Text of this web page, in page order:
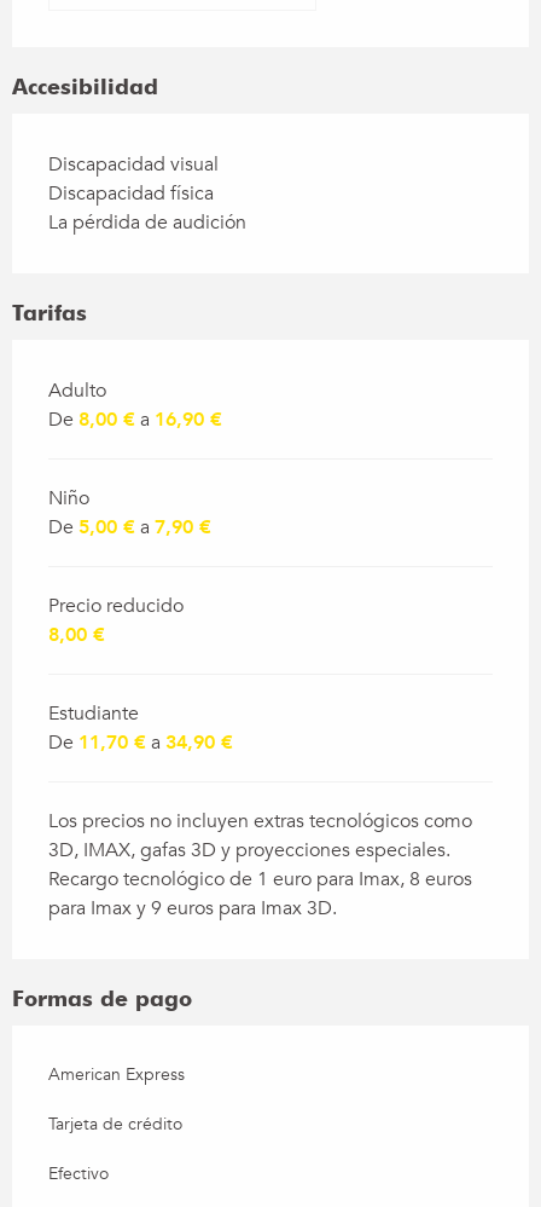
Accesibilidad
Discapacidad visual
Discapacidad física
La pérdida de audición
Tarifas
Tarifas 2026
Adulto
De 8,00 €a 16,90 €
Niño
De 5,00 €a 7,90 €
Precio reducido
8,00 €
Estudiante
De 11,70 €a 34,90 €
Los precios no incluyen extras tecnológicos como
3D, IMAX, gafas 3D y proyecciones especiales.
Recargo tecnológico de 1 euro para Imax, 8 euros
para Imax y 9 euros para Imax 3D.
Formas de pago
American Express
Tarjeta de crédito
Efectivo